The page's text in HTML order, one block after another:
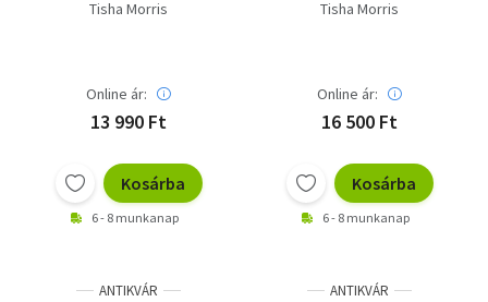
Tisha Morris
Online ár:
13 990 Ft
Kosárba
6 - 8 munkanap
Tisha Morris
Online ár:
16 500 Ft
Kosárba
6 - 8 munkanap
ANTIKVÁR ANTIKVÁR